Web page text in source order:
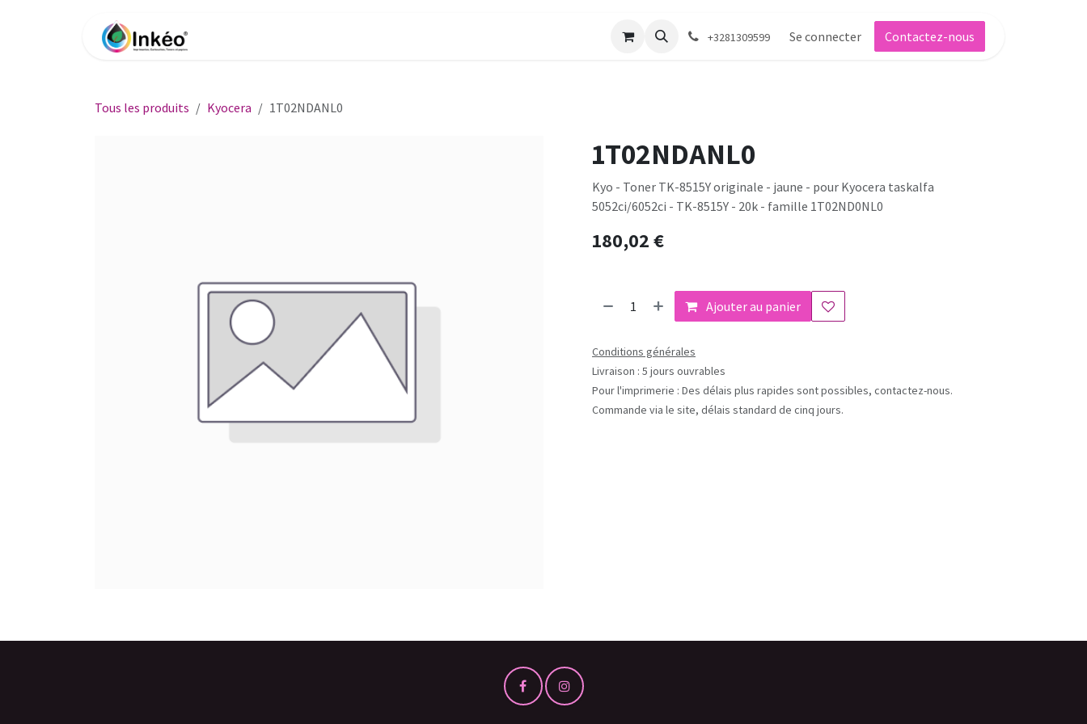
+3281309599 Se connecter Contactez-nous
Tous les produits Kyocera 1T02NDANL0
1T02NDANL0
Kyo - Toner TK-8515Y originale - jaune - pour Kyocera taskalfa
5052ci/6052ci - TK-8515Y - 20k - famille 1T02ND0NL0
180,02€
Ajouter au panier
Conditions générales
Livraison : 5 jours ouvrables
Pour l'imprimerie : Des délais plus rapides sont possibles, contactez-nous.
Commande via le site, délais standard de cinq jours.